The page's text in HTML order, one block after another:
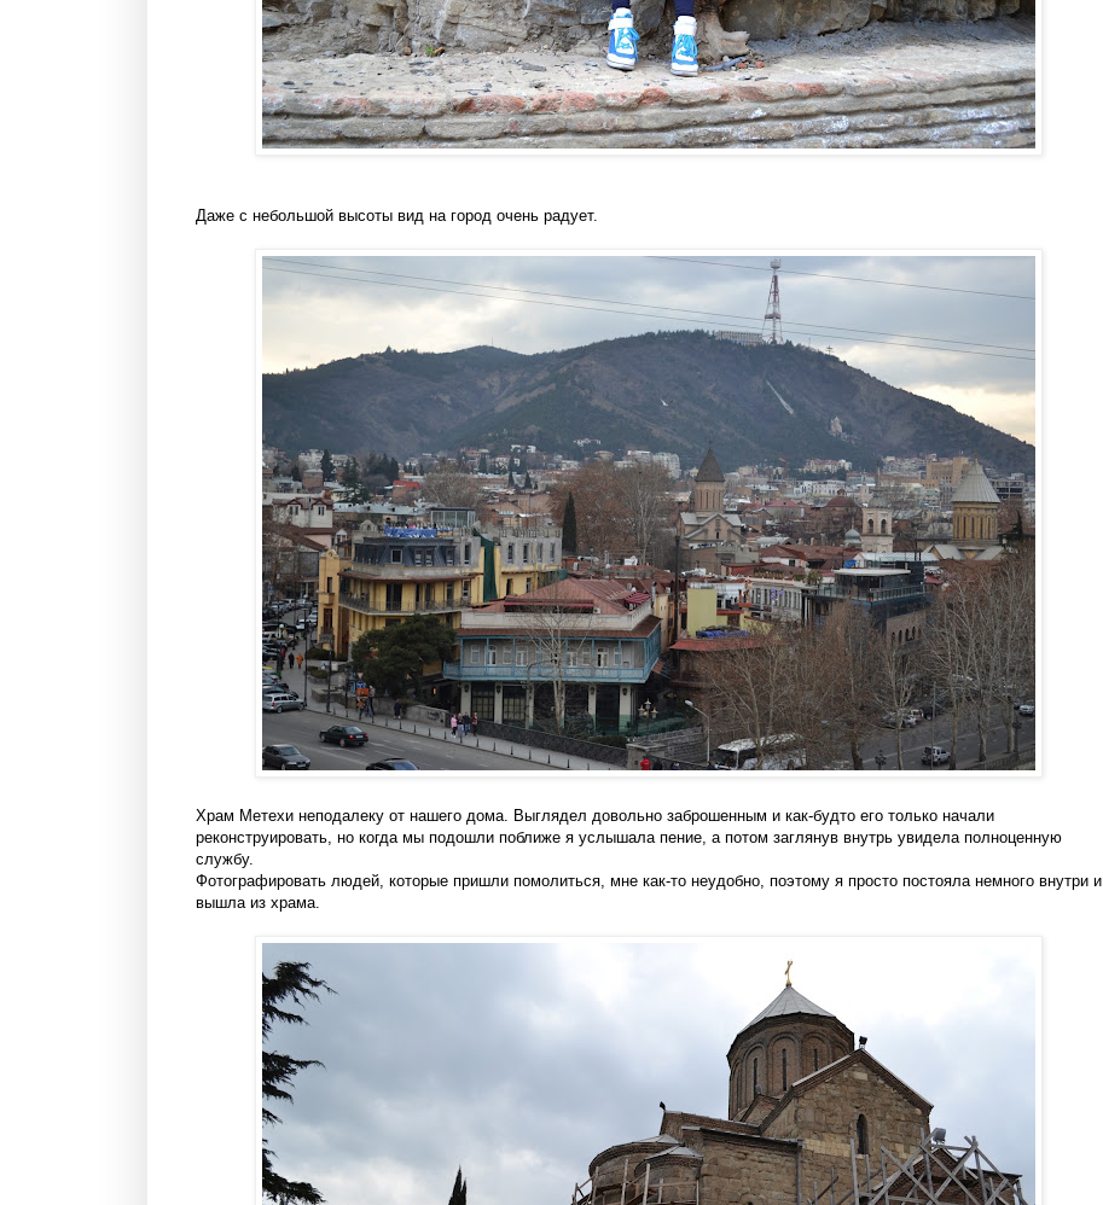
Даже с небольшой высоты вид на город очень радует.
Храм Метехи неподалеку от нашего дома. Выглядел довольно заброшенным и как-будто его только начали
реконструировать, но когда мы подошли поближе я услышала пение, а потом заглянув внутрь увидела полноценную
службу.
Фотографировать людей, которые пришли помолиться, мне как-то неудобно, поэтому я просто постояла немного внутри и
вышла из храма.